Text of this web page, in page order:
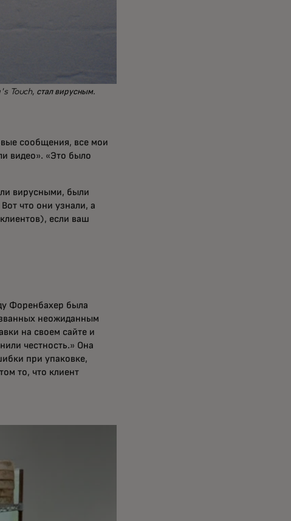
Touch, стал вирусным.
сообщения, все мои
видео». «Это было
вирусными, были
что они узнали, а
если ваш
Форенбахер была
неожиданным
на своем сайте и
честность.» Она
при упаковке,
то, что клиент